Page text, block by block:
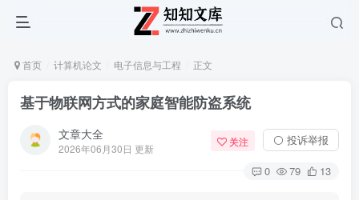
首页 计算机论文 电子信息与工程 正文
基于物联网方式的家庭智能防盗系统
文章大全
2026年06月30日 更新
关注 ⚪ 投诉举报
0 79 13